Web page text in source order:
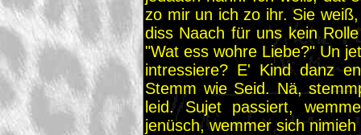
zo mir un ich zo ihr. Sie
diss Naach für uns kein
"Wat ess wohre Liebe?" Un
intressiere? E' Kind danz
Stemm wie Seid. Nä,
leid. Sujet passiert,
jenüsch, wemmer sich